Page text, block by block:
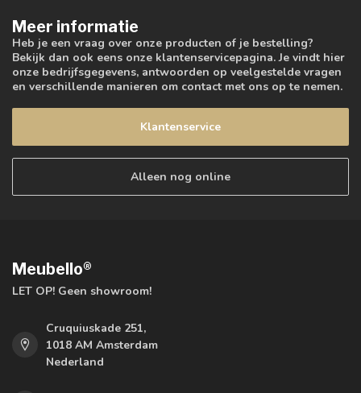
Meer informatie
Heb je een vraag over onze producten of je bestelling?
Bekijk dan ook eens onze klantenservicepagina. Je vindt hier
onze bedrijfsgegevens, antwoorden op veelgestelde vragen
en verschillende manieren om contact met ons op te nemen.
Klantenservice
Alleen nog online
Meubello®
LET OP! Geen showroom!
Cruquiuskade 251,
1018 AM Amsterdam
Nederland